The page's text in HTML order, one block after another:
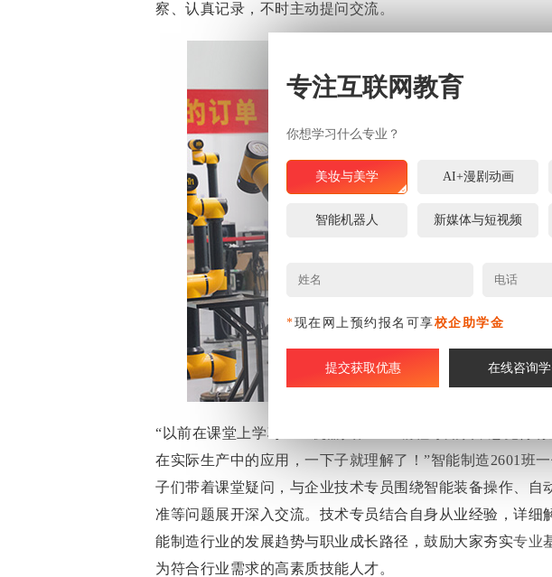
察、认真记录，不时主动提问交流。
“以前在课堂上学习工业机器人、PLC编程等知识，总觉得
在实际生产中的应用，一下子就理解了！”智能制造2601班
子们带着课堂疑问，与企业技术专员围绕智能装备操作、自
准等问题展开深入交流。技术专员结合自身从业经验，详细
能制造行业的发展趋势与职业成长路径，鼓励大家夯实专业
为符合行业需求的高素质技能人才。
专注互联网教育
你想学习什么专业？
美妆与美学 AI+漫剧动画
智能机器人 新媒体与短视频
*现在网上预约报名可享校企助学金
在线咨询